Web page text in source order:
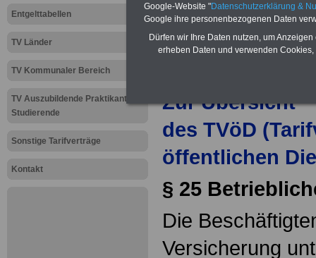
Entgelttabellen
TV Länder
TV Kommunaler Bereich
TV Auszubildende Praktikanten
Studierende
Sonstige Tarifverträge
Kontakt
Zur Übersicht
des TVöD
öffentlichen
§ 25
Die
Versicherung
Google-Website "Datenschutzerklärung &
Google ihre personenbezogenen Daten
Dürfen wir Ihre Daten nutzen, um
erheben Daten und verwenden